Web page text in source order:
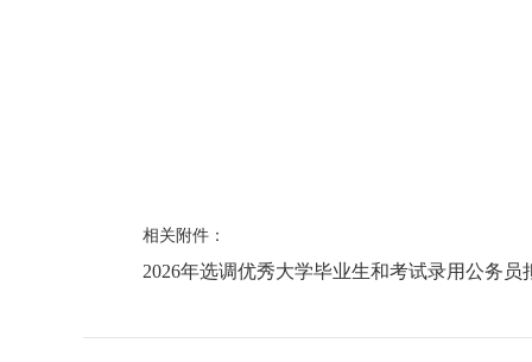
相关附件：
2026年选调优秀大学毕业生和考试录用公务